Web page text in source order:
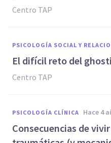
Centro TAP
PSICOLOGÍA SOCIAL Y
El difícil reto del
Centro TAP
PSICOLOGÍA CLÍNICA hace 4
Consecuencias de